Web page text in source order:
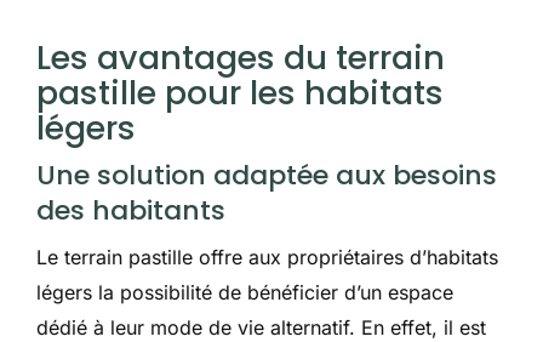
Les avantages du terrain
pastille pour les habitats
légers
Une solution adaptée aux besoins
des habitants
Le terrain pastille offre aux propriétaires d’habitats
légers la possibilité de bénéficier d’un espace
dédié à leur mode de vie alternatif. En effet, il est